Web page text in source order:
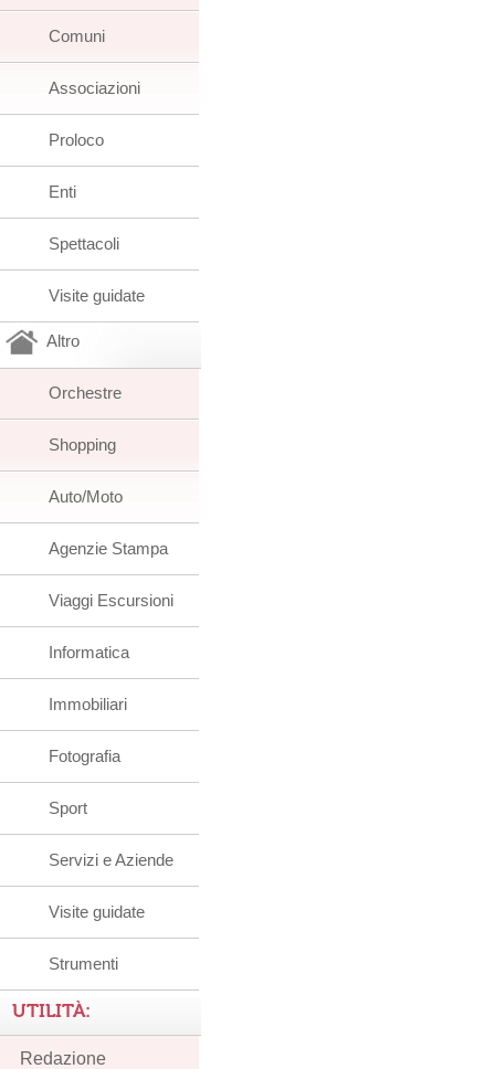
Comuni
Associazioni
Proloco
Enti
Spettacoli
Visite guidate
Altro
Orchestre
Shopping
Auto/Moto
Agenzie Stampa
Viaggi Escursioni
Informatica
Immobiliari
Fotografia
Sport
Servizi e Aziende
Visite guidate
Strumenti
UTILITÀ:
Redazione